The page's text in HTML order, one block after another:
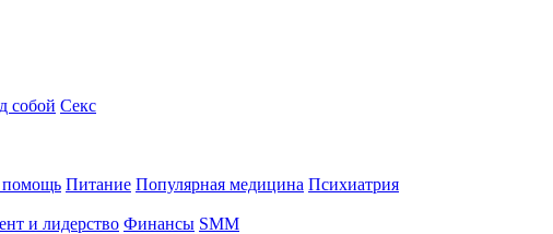
собой Секс
помощь Питание Популярная медицина Психиатрия
и лидерство Финансы SMM